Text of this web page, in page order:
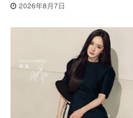
2026年8月7日